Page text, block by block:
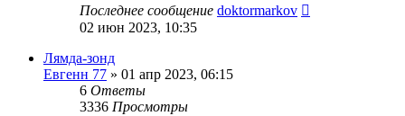
Последнее сообщение doktormarkov
02 июн 2023, 10:35
Лямда-зонд
Евгенн 77 » 01 апр 2023, 06:15
6 Ответы
3336 Просмотры